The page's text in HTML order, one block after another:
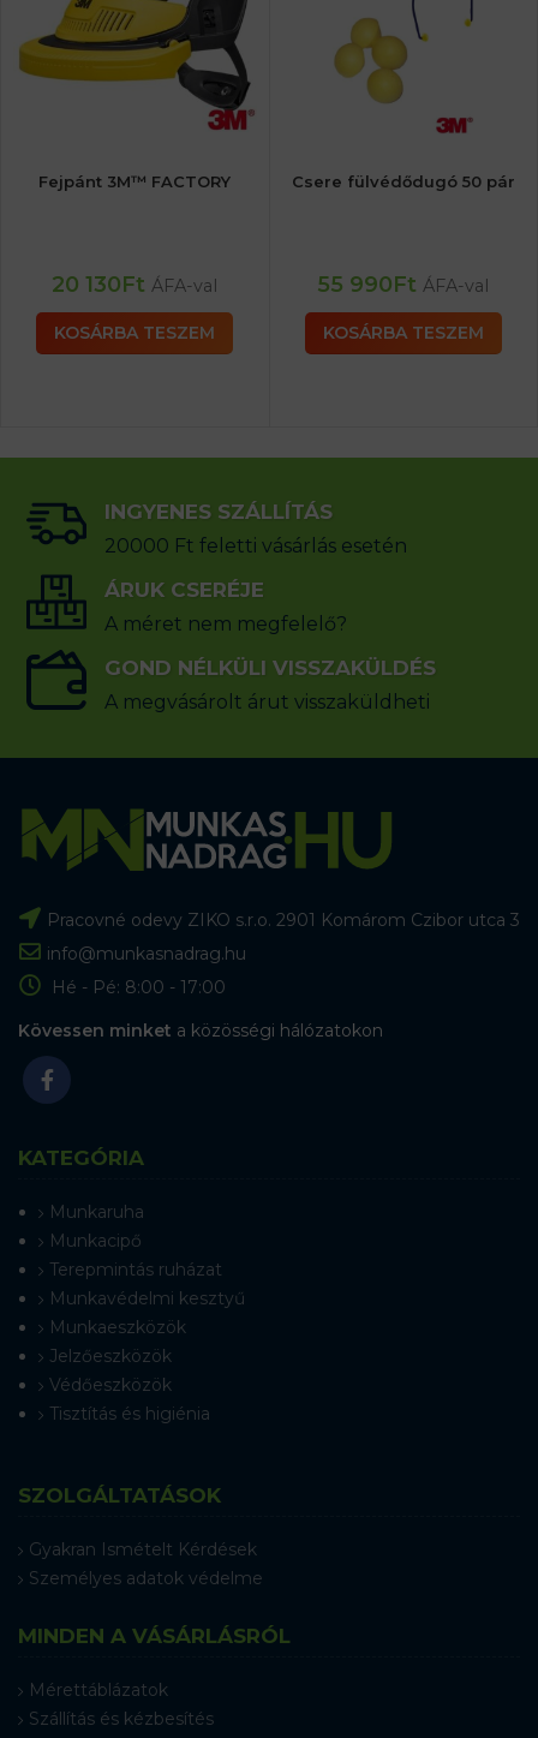
Fejpánt 3M™ FACTORY
20 130Ft ÁFA-val
KOSÁRBA TESZEM
Csere fülvédődugó 50 pár
55 990Ft ÁFA-val
KOSÁRBA TESZEM
INGYENES SZÁLLÍTÁS
20000 Ft feletti vásárlás esetén
ÁRUK CSERÉJE
A méret nem megfelelő?
GOND NÉLKÜLI VISSZAKÜLDÉS
A megvásárolt árut visszaküldheti
Pracovné odevy ZIKO s.r.o. 2901 Komárom Czibor utca 3
info@munkasnadrag.hu
Hé - Pé: 8:00 - 17:00
Kövessen minket a közösségi hálózatokon
KATEGÓRIA
Munkaruha
Munkacipő
Terepmintás ruházat
Munkavédelmi kesztyű
Munkaeszközök
Jelzőeszközök
Védőeszközök
Tisztítás és higiénia
SZOLGÁLTATÁSOK
Gyakran Ismételt Kérdések
Személyes adatok védelme
MINDEN A VÁSÁRLÁSRÓL
Mérettáblázatok
Szállítás és kézbesítés